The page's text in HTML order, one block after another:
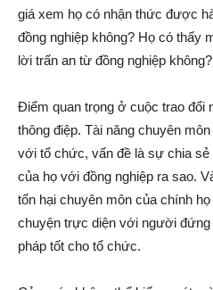
giá xem họ có nhận thức được
đồng nghiệp không? Họ có thấy
lời trấn an từ đồng nghiệp không?
Điểm quan trọng ở cuộc trao đổi
thông điệp. Tài năng chuyên
với tổ chức, vấn đề là sự chia sẻ
của họ với đồng nghiệp ra sao.
tổn hại chuyên môn của chính
chuyện trực diện với người đứng
pháp tốt cho tổ chức.